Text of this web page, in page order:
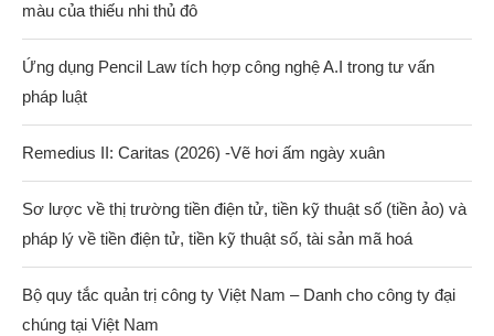
màu của thiếu nhi thủ đô
Ứng dụng Pencil Law tích hợp công nghệ A.I trong tư vấn
pháp luật
Remedius II: Caritas (2026) -Vẽ hơi ấm ngày xuân
Sơ lược về thị trường tiền điện tử, tiền kỹ thuật số (tiền ảo) và
pháp lý về tiền điện tử, tiền kỹ thuật số, tài sản mã hoá
Bộ quy tắc quản trị công ty Việt Nam – Danh cho công ty đại
chúng tại Việt Nam